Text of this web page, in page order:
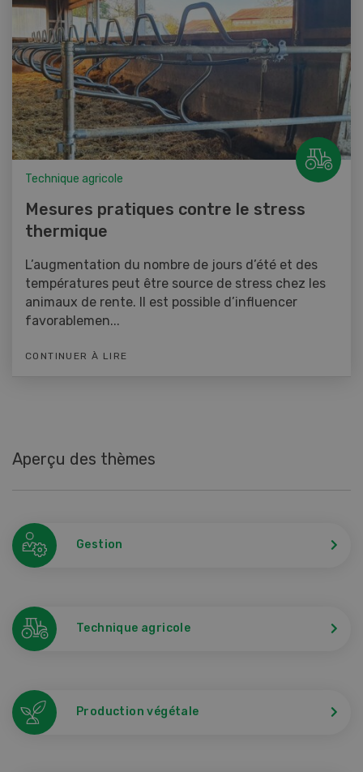
Technique agricole
Mesures pratiques contre le stress
thermique
L’augmentation du nombre de jours d’été et des
températures peut être source de stress chez les
animaux de rente. Il est possible d’influencer
favorablemen...
CONTINUER À LIRE
Aperçu des thèmes
Gestion
Technique agricole
Production végétale